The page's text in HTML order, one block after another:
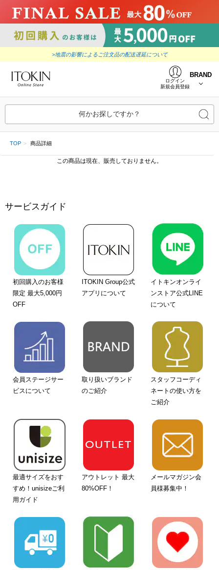
>地震の影響によるご注文品の配送遅延について
ログイン
新規会員登録
BRAND
何かお探しですか？
TOP 商品詳細
この商品は現在、販売しておりません。
サービスガイド
初回購入のお客様
限定 最大5,000円
OFF
ITOKIN Group公式
アプリについて
イトキンオンライ
ンストア公式LINE
について
会員ステージサー
ビスについて
取り扱いブランド
のご紹介
スタッフコーディ
ネートの使い方を
ご紹介
最適サイズをおす
すめ！unisizeご利
用ガイド
アウトレット 最大
80%OFF！
メールマガジン会
員様募集中！